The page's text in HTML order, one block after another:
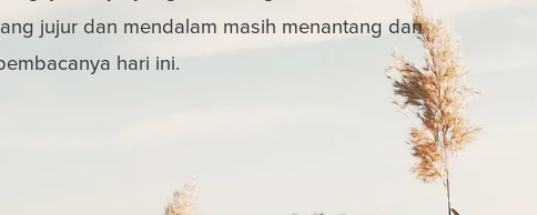
jujur dan mendalam masih menantang dan
hari ini.